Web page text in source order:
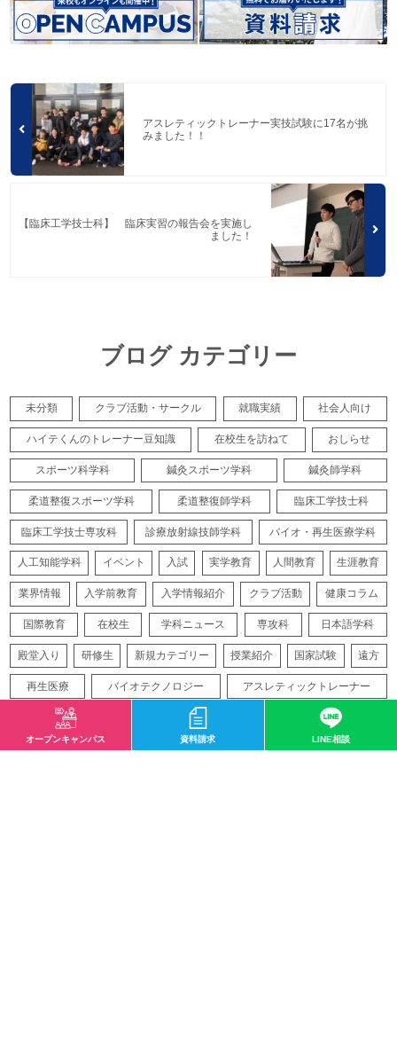
アスレティックトレーナー実技試験に17名が挑
みました！！
【臨床工学技士科】 臨床実習の報告会を実施し
ました！
ブログ カテゴリー
未分類 クラブ活動・サークル 就職実績 社会人向け
ハイテくんのトレーナー豆知識 在校生を訪ねて おしらせ
スポーツ科学科 鍼灸スポーツ学科 鍼灸師学科
柔道整復スポーツ学科 柔道整復師学科 臨床工学技士科
臨床工学技士専攻科 診療放射線技師学科 バイオ・再生医療学科
人工知能学科 イベント 入試 実学教育 人間教育 生涯教育
業界情報 入学前教育 入学情報紹介 クラブ活動 健康コラム
国際教育 在校生 学科ニュース 専攻科 日本語学科
殿堂入り 研修生 新規カテゴリー 授業紹介 国家試験 遠方
再生医療 バイオテクノロジー アスレティックトレーナー
オープンキャンパス 資料請求 LINE相談